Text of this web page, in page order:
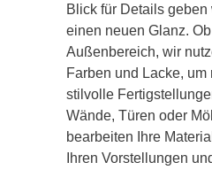
Blick für Details
einen neuen Glanz.
Außenbereich, wir
Farben und Lacke, um
stilvolle
Wände, Türen oder
bearbeiten Ihre
Ihren Vorstellungen